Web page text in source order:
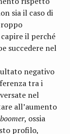
sia il caso di
il perché
succedere nel
negativo
tra i
nel
all’aumento
, ossia
profilo,